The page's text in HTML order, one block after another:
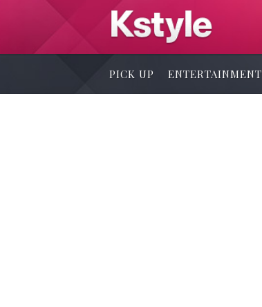
PICK UP ENTERTAINMENT